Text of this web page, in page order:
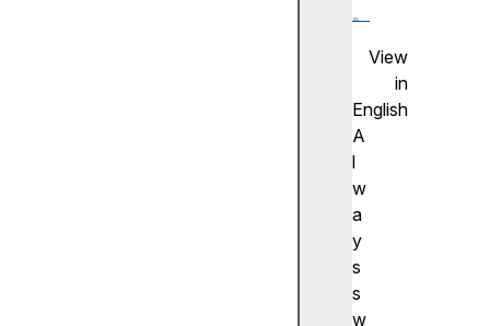
。
View
in
English
A
l
w
a
y
s
s
w